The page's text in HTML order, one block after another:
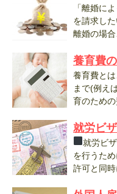
「離婚に
を請求し
離婚の場合
養育費
養育費と
まで(例え
育のための
就労ビ
就労ビ
を行うた
許可と同時